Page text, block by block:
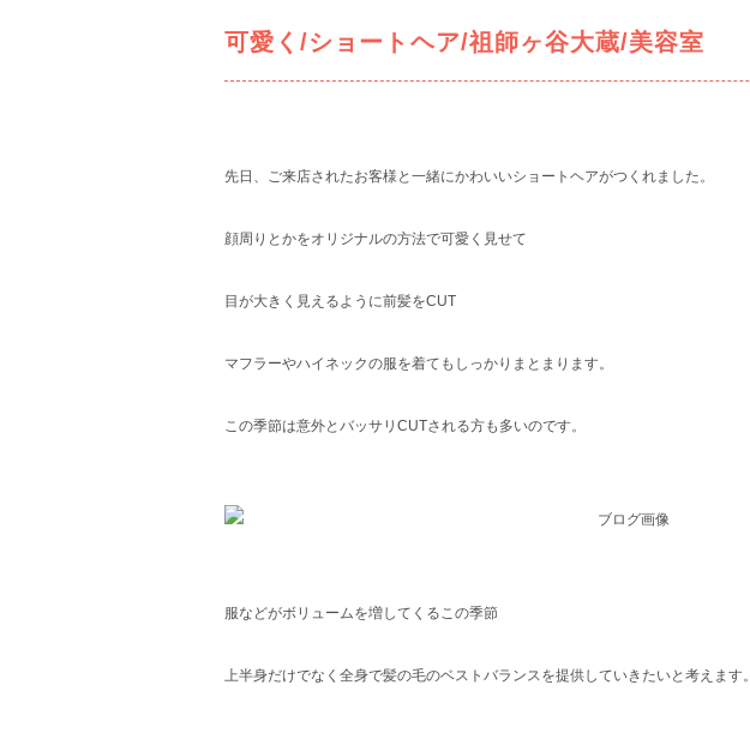
可愛く/ショートヘア/祖師ヶ谷大蔵/美容室
先日、ご来店されたお客様と一緒にかわいいショートヘアがつくれました。
顔周りとかをオリジナルの方法で可愛く見せて
目が大きく見えるように前髪をCUT
マフラーやハイネックの服を着てもしっかりまとまります。
この季節は意外とバッサリCUTされる方も多いのです。
服などがボリュームを増してくるこの季節
上半身だけでなく全身で髪の毛のベストバランスを提供していきたいと考えます。